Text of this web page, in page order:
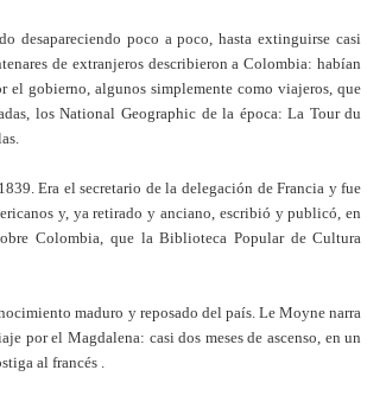
poco a poco, hasta extinguirse casi
de extranjeros describieron a Colombia: habían
el gobierno, algunos simplemente como viajeros, que
los National Geographic de la época: La Tour du
Era el secretario de la delegación de Francia y fue
y, ya retirado y anciano, escribió y publicó, en
Colombia, que la Biblioteca Popular de Cultura
maduro y reposado del país. Le Moyne narra
por el Magdalena: casi dos meses de ascenso, en un
al francés .